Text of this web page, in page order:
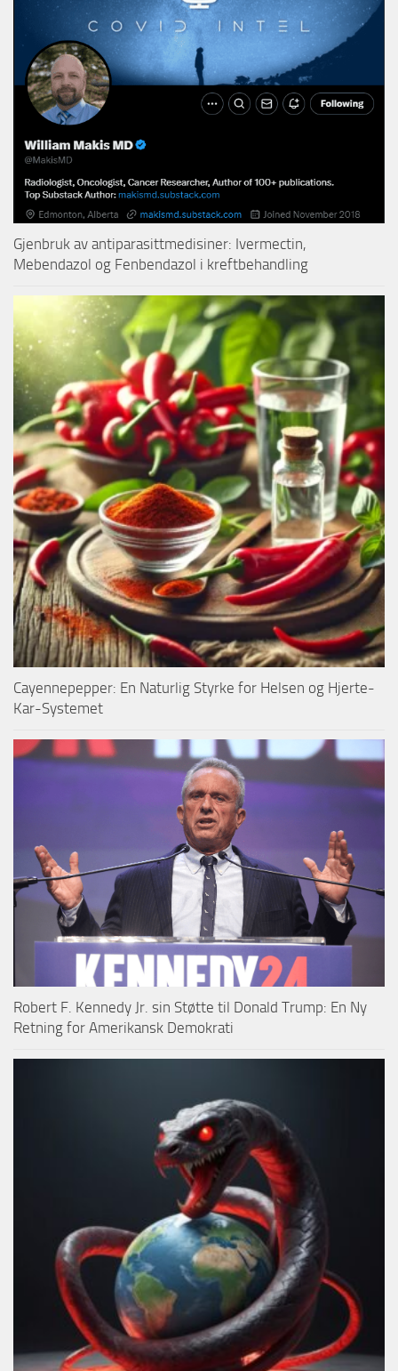
Gjenbruk av antiparasittmedisiner: Ivermectin,
Mebendazol og Fenbendazol i kreftbehandling
Cayennepepper: En Naturlig Styrke for Helsen og Hjerte-
Kar-Systemet
Robert F. Kennedy Jr. sin Støtte til Donald Trump: En Ny
Retning for Amerikansk Demokrati